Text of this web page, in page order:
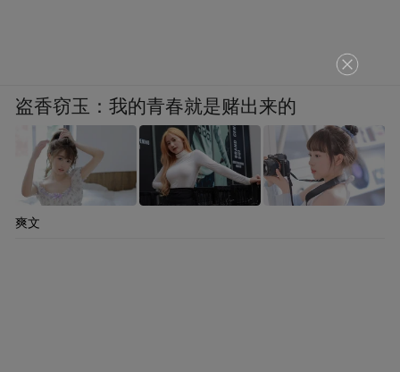
盗香窃玉：我的青春就是赌出来的
爽文